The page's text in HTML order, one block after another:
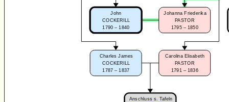
John
COCKERILL
1790 – 1840
Johanna Friederika
PASTOR
1795 – 1850
Charles James
COCKERILL
1787 – 1837
Carolina Elisabeth
PASTOR
1791 – 1836
Anschluss s. Tafeln